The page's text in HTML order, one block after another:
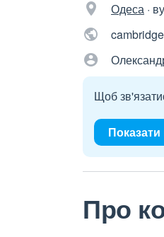
Одеса ·
Щоб
Показати
Про